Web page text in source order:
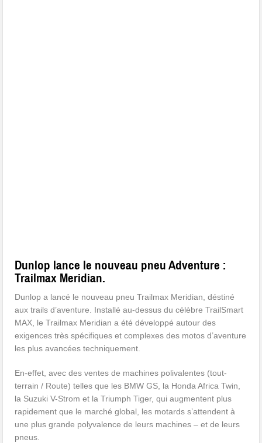
Dunlop lance le nouveau pneu Adventure :
Trailmax Meridian.
Dunlop a lancé le nouveau pneu Trailmax Meridian, déstiné
aux trails d’aventure. Installé au-dessus du célèbre TrailSmart
MAX, le Trailmax Meridian a été développé autour des
exigences très spécifiques et complexes des motos d’aventure
les plus avancées techniquement.
En-effet, avec des ventes de machines polivalentes (tout-
terrain / Route) telles que les BMW GS, la Honda Africa Twin,
la Suzuki V-Strom et la Triumph Tiger, qui augmentent plus
rapidement que le marché global, les motards s’attendent à
une plus grande polyvalence de leurs machines – et de leurs
pneus.